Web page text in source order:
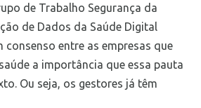
de Trabalho Segurança da
de Dados da Saúde Digital
consenso entre as empresas que
a importância que essa pauta
Ou seja, os gestores já têm